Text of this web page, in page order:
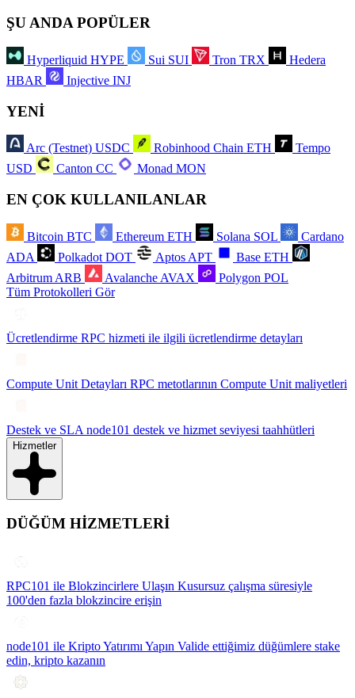
ŞU ANDA POPÜLER
Hyperliquid HYPE Sui SUI Tron TRX
Hedera
HBAR
Injective INJ
YENİ
Arc (Testnet) USDC Robinhood Chain ETH
Tempo
USD
Canton CC Monad MON
EN ÇOK KULLANILANLAR
Bitcoin BTC Ethereum ETH Solana SOL
Cardano
ADA
Polkadot DOT Aptos APT Base ETH
Arbitrum ARB Avalanche AVAX Polygon POL
Tüm Protokolleri Gör
Ücretlendirme RPC hizmeti ile ilgili ücretlendirme detayları
Compute Unit Detayları RPC metotlarının Compute Unit maliyetleri
Destek ve SLA node101 destek ve hizmet seviyesi taahhütleri
Hizmetler
DÜĞÜM HİZMETLERİ
RPC101 ile Blokzincirlere Ulaşın Kusursuz çalışma süresiyle
100'den fazla blokzincire erişin
node101 ile Kripto Yatırımı Yapın Valide ettiğimiz düğümlere stake
edin, kripto kazanın